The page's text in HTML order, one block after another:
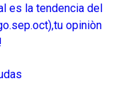
es la tendencia del
opiniòn